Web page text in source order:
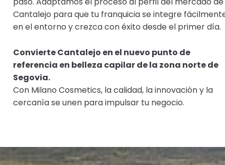
Cantalejo para que tu franquicia se integre
en el entorno y crezca con éxito desde el primer día.
Convierte Cantalejo en el nuevo punto de
referencia en belleza capilar de la zona norte de
Segovia.
Con Milano Cosmetics, la calidad, la innovación y la
cercanía se unen para impulsar tu negocio.